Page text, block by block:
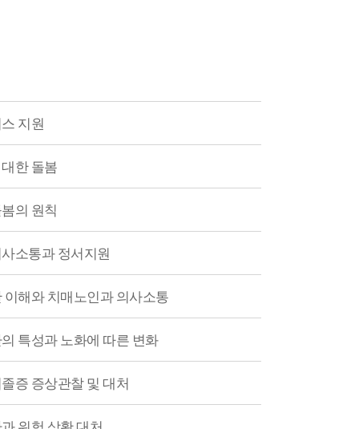
지원
한 돌봄
의 원칙
소통과 정서지원
이해와 치매노인과 의사소통
특성과 노화에 따른 변화
증 증상관찰 및 대처